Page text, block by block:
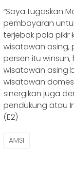
“Saya tugaskan
pembayaran
terjebak pola pikir
wisatawan asing,
persen itu winsun,
wisatawan asing
wisatawan
sinergikan juga
pendukung atau
(E2)
AMSI